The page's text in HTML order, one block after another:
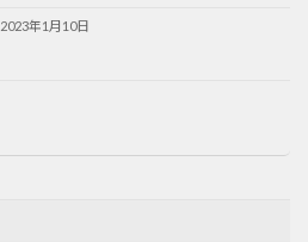
2023年1月10日